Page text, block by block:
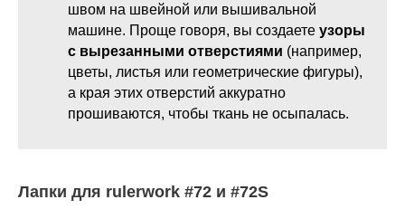
швом на швейной или вышивальной
машине. Проще говоря, вы создаете узоры
с вырезанными отверстиями (например,
цветы, листья или геометрические фигуры),
а края этих отверстий аккуратно
прошиваются, чтобы ткань не осыпалась.
Лапки для rulerwork #72 и #72S